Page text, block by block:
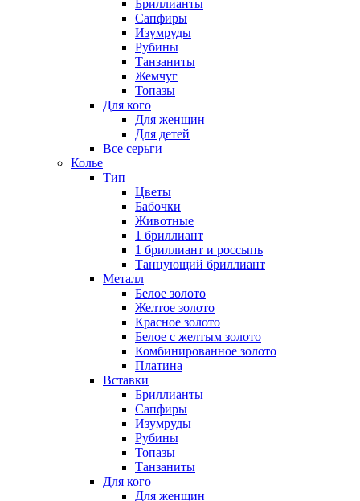
Бриллианты
Сапфиры
Изумруды
Рубины
Танзаниты
Жемчуг
Топазы
Для кого
Для женщин
Для детей
Все серьги
Колье
Тип
Цветы
Бабочки
Животные
1 бриллиант
1 бриллиант и россыпь
Танцующий бриллиант
Металл
Белое золото
Желтое золото
Красное золото
Белое с желтым золото
Комбинированное золото
Платина
Вставки
Бриллианты
Сапфиры
Изумруды
Рубины
Топазы
Танзаниты
Для кого
Для женщин